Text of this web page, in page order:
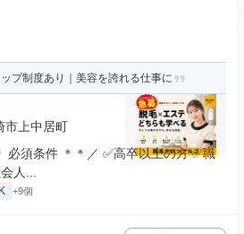
プ制度あり｜美容を誇れる仕事に
市上中居町
必須条件 ＊＊／ ✅高卒以上の方 ✅職
人...
+9個